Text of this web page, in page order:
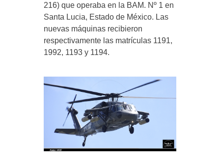
216) que operaba en la BAM. Nº 1 en
Santa Lucia, Estado de México. Las
nuevas máquinas recibieron
respectivamente las matrículas 1191,
1992, 1193 y 1194.